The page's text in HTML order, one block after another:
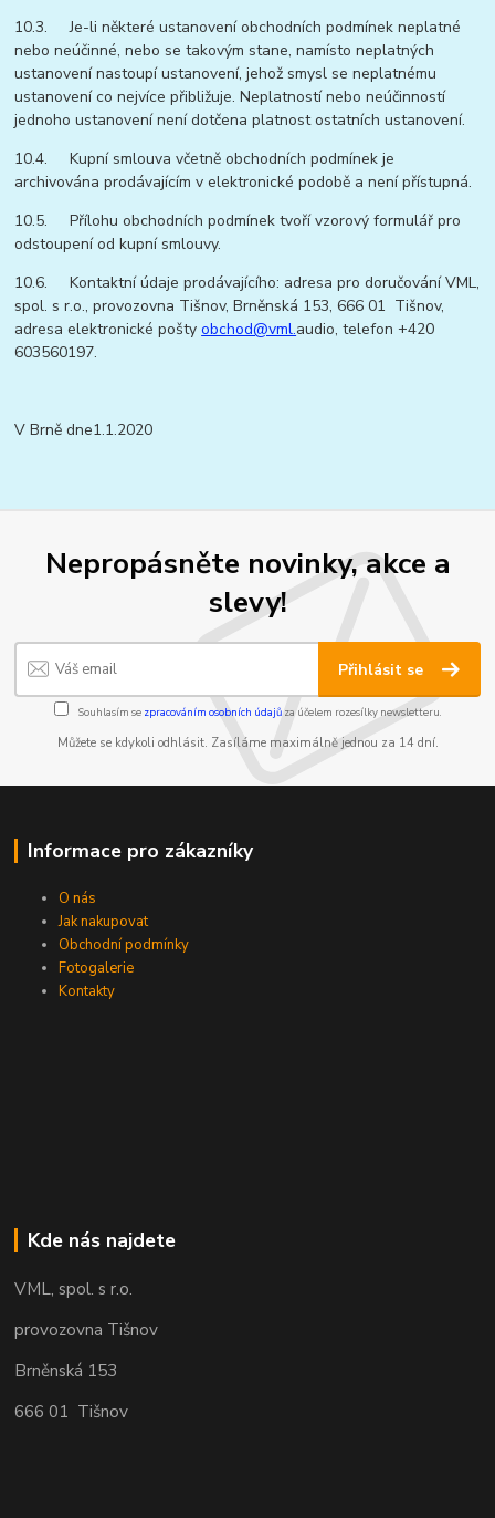
10.3. Je-li některé ustanovení obchodních podmínek neplatné
nebo neúčinné, nebo se takovým stane, namísto neplatných
ustanovení nastoupí ustanovení, jehož smysl se neplatnému
ustanovení co nejvíce přibližuje. Neplatností nebo neúčinností
jednoho ustanovení není dotčena platnost ostatních ustanovení.
10.4. Kupní smlouva včetně obchodních podmínek je
archivována prodávajícím v elektronické podobě a není přístupná.
10.5. Přílohu obchodních podmínek tvoří vzorový formulář pro
odstoupení od kupní smlouvy.
10.6. Kontaktní údaje prodávajícího: adresa pro doručování VML,
spol. s r.o., provozovna Tišnov, Brněnská 153, 666 01 Tišnov,
adresa elektronické poštyobchod@vml.audio, telefon +420
603560197.
V Brně dne1.1.2020
Nepropásněte novinky, akce a
slevy!
Přihlásit se
Souhlasím se zpracováním osobních údajůza účelem rozesílky newsletteru.
Můžete se kdykoli odhlásit. Zasíláme maximálně jednou za 14 dní.
Informace pro zákazníky
O nás
Jak nakupovat
Obchodní podmínky
Fotogalerie
Kontakty
Kde nás najdete
VML, spol. s r.o.
provozovna Tišnov
Brněnská 153
666 01 Tišnov